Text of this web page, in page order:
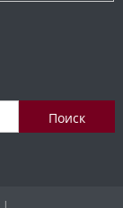
Найти: